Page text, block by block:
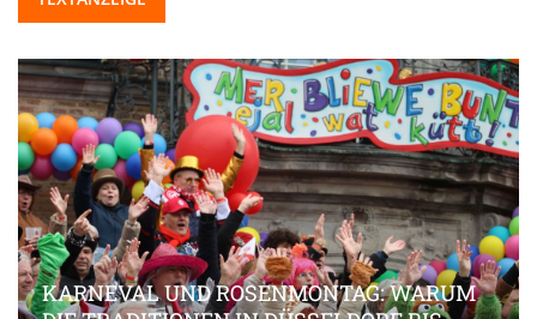
KARNEVAL UND ROSENMONTAG: WARUM